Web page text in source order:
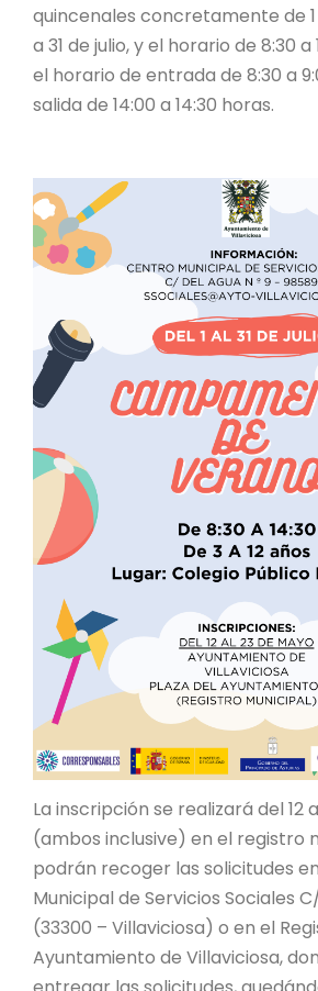
quincenales concretamente de 1
a 31 de julio, y el horario de 8:30 a
el horario de entrada de 8:30 a
salida de 14:00 a 14:30 horas.
La inscripción se realizará del 12
(ambos inclusive) en el registro
podrán recoger las solicitudes
Municipal de Servicios Sociales
(33300 – Villaviciosa) o en el
Ayuntamiento de Villaviciosa,